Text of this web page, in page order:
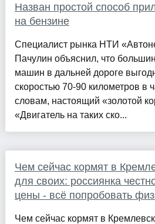
Назван простой способ
на бензине
Специалист рынка НТИ
Пачулин объяснил, что
машин в дальней дороге
скоростью 70-90 километров в
словам, настоящий «золотой
«Двигатель на таких ско...
Чем сейчас кормят в
для своих: россиянка
цены - всё попробовать
Чем сейчас кормят в